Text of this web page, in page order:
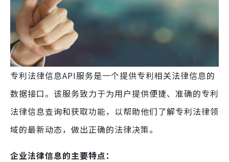
专利法律信息API服务是一个提供专利相关法律信息的
数据接口。该服务致力于为用户提供便捷、准确的专利
法律信息查询和获取功能，以帮助他们了解专利法律领
域的最新动态，做出正确的法律决策。
企业法律信息的主要特点：